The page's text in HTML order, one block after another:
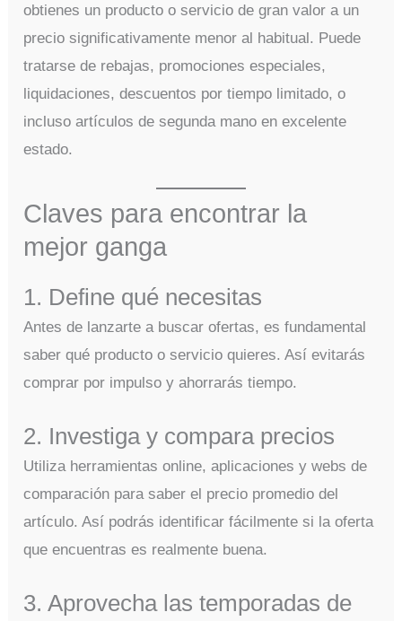
obtienes un producto o servicio de gran valor a un
precio significativamente menor al habitual. Puede
tratarse de rebajas, promociones especiales,
liquidaciones, descuentos por tiempo limitado, o
incluso artículos de segunda mano en excelente
estado.
Claves para encontrar la
mejor ganga
1. Define qué necesitas
Antes de lanzarte a buscar ofertas, es fundamental
saber qué producto o servicio quieres. Así evitarás
comprar por impulso y ahorrarás tiempo.
2. Investiga y compara precios
Utiliza herramientas online, aplicaciones y webs de
comparación para saber el precio promedio del
artículo. Así podrás identificar fácilmente si la oferta
que encuentras es realmente buena.
3. Aprovecha las temporadas de